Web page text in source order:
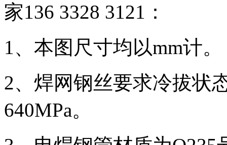
家136 3328 3121：
1、本图尺寸均以mm计。
2、焊网钢丝要求冷拔状
640MPa。